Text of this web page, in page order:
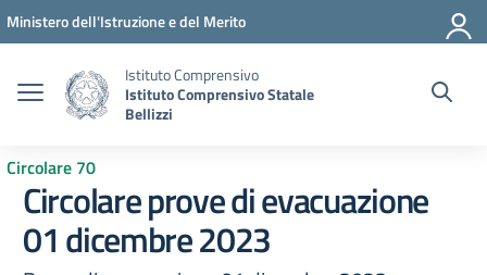
Vai ai contenuti
Vai al menu di navigazione
Vai al footer
Ministero dell'Istruzione e del Merito
Istituto Comprensivo
Istituto Comprensivo Statale
Bellizzi
Circolare 70
Circolare prove di evacuazione
01 dicembre 2023